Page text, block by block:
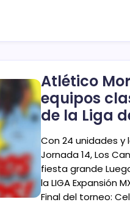
Atlético
equipos
de la Liga
Con 24 unidades
Jornada 14, Los
fiesta grande
la LIGA Expansión
Final del torneo: